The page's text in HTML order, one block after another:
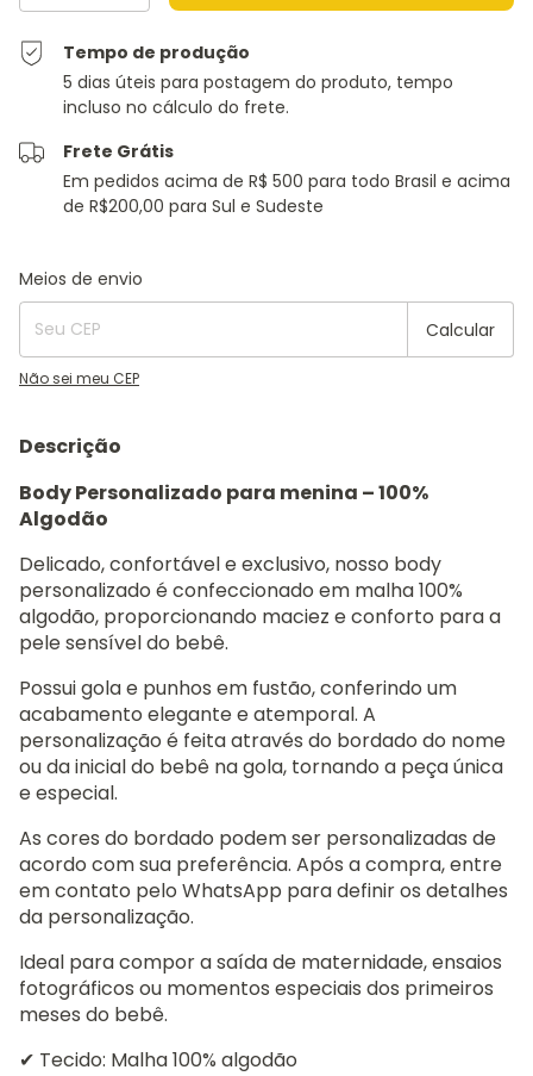
Tempo de produção
5 dias úteis para postagem do produto, tempo
incluso no cálculo do frete.
Frete Grátis
Em pedidos acima de R$ 500 para todo Brasil e acima
de R$200,00 para Sul e Sudeste
Entregas para o CEP:
Meios de envio
Calcular
Não sei meu CEP
Descrição
Body Personalizado para menina – 100%
Algodão
Delicado, confortável e exclusivo, nosso body
personalizado é confeccionado em malha 100%
algodão, proporcionando maciez e conforto para a
pele sensível do bebê.
Possui gola e punhos em fustão, conferindo um
acabamento elegante e atemporal. A
personalização é feita através do bordado do nome
ou da inicial do bebê na gola, tornando a peça única
e especial.
As cores do bordado podem ser personalizadas de
acordo com sua preferência. Após a compra, entre
em contato pelo WhatsApp para definir os detalhes
da personalização.
Ideal para compor a saída de maternidade, ensaios
fotográficos ou momentos especiais dos primeiros
meses do bebê.
✔ Tecido: Malha 100% algodão